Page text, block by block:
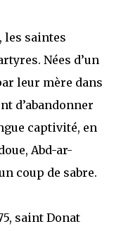
les saintes
Nées d’un
leur mère dans
d’abandonner
captivité, en
Abd-ar-
coup de sabre.
saint Donat